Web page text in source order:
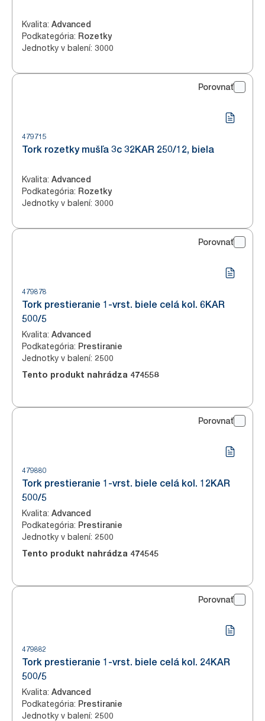
Kvalita: Advanced
Podkategória: Rozetky
Jednotky v balení: 3000
Porovnať
479715
Tork rozetky mušľa 3c 32KAR 250/12, biela
Kvalita: Advanced
Podkategória: Rozetky
Jednotky v balení: 3000
Porovnať
479878
Tork prestieranie 1-vrst. biele celá kol. 6KAR
500/5
Kvalita: Advanced
Podkategória: Prestiranie
Jednotky v balení: 2500
Tento produkt nahrádza 474558
Porovnať
479880
Tork prestieranie 1-vrst. biele celá kol. 12KAR
500/5
Kvalita: Advanced
Podkategória: Prestiranie
Jednotky v balení: 2500
Tento produkt nahrádza 474545
Porovnať
479882
Tork prestieranie 1-vrst. biele celá kol. 24KAR
500/5
Kvalita: Advanced
Podkategória: Prestiranie
Jednotky v balení: 2500